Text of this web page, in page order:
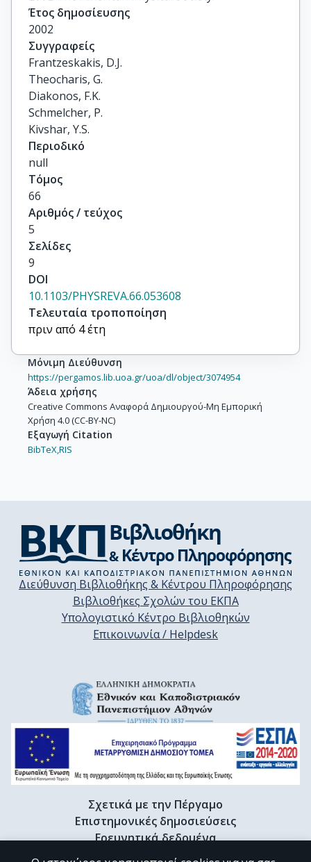
Έτος δημοσίευσης
2002
Συγγραφείς
Frantzeskakis, D.J.
Theocharis, G.
Diakonos, F.K.
Schmelcher, P.
Kivshar, Y.S.
Περιοδικό
null
Τόμος
66
Αριθμός / τεύχος
5
Σελίδες
9
DOI
10.1103/PHYSREVA.66.053608
Τελευταία τροποποίηση
πριν από 4 έτη
Μόνιμη Διεύθυνση
https://pergamos.lib.uoa.gr/uoa/dl/object/3074954
Άδεια χρήσης
Creative Commons Αναφορά Δημιουργού-Μη Εμπορική
Χρήση 4.0 (CC-BY-NC)
Εξαγωγή Citation
BibTeX,RIS
Διεύθυνση Βιβλιοθήκης & Κέντρου Πληροφόρησης
Βιβλιοθήκες Σχολών του ΕΚΠΑ
Υπολογιστικό Κέντρο Βιβλιοθηκών
Επικοινωνία / Helpdesk
Σχετικά με την Πέργαμο
Επιστημονικές δημοσιεύσεις
Ερευνητικά δεδομένα
Διδακτορικές διατριβές & Γκρίζα βιβλιογραφία